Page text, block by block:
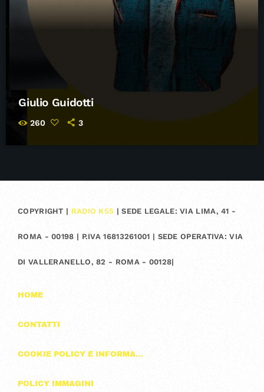
Giulio Guidotti
260 3
COPYRIGHT | RADIO K55 | SEDE LEGALE: VIA LIMA, 41 -
ROMA - 00198 | P.IVA 16813261001 | SEDE OPERATIVA: VIA
DI VALLERANELLO, 82 - ROMA - 00128|
HOME
CONTATTI
COOKIE POLICY E INFORMAZIONI SULLA PRIVACY
POLICY IMMAGINI